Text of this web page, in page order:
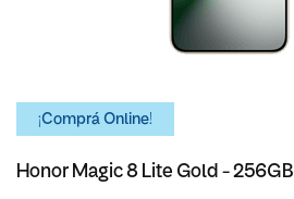
¡Comprá Online!
Honor Magic 8 Lite Gold - 256GB